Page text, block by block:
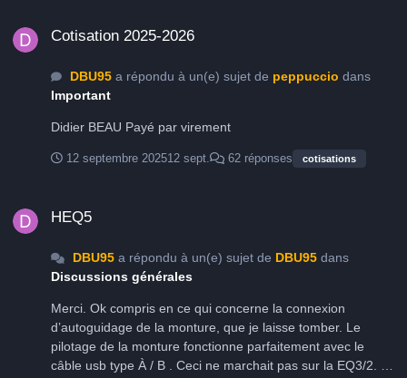
Cotisation 2025-2026
DBU95a répondu à un(e) sujet de peppuccio dans
Important
Didier BEAU Payé par virement
12 septembre 202512 sept. 62 réponses cotisations
HEQ5
DBU95a répondu à un(e) sujet de DBU95dans
Discussions générales
Merci. Ok compris en ce qui concerne la connexion
d’autoguidage de la monture, que je laisse tomber. Le
pilotage de la monture fonctionne parfaitement avec le
câble usb type À / B . Ceci ne marchait pas sur la EQ3/2. Je